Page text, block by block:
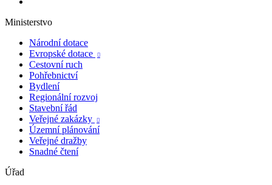
Ministerstvo
Národní dotace
Evropské dotace

Cestovní ruch
Pohřebnictví
Bydlení
Regionální rozvoj
Stavební řád
Veřejné zakázky

Územní plánování
Veřejné dražby
Snadné čtení
Úřad